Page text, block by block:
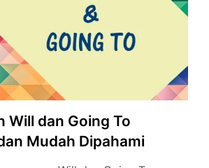
Depan
Will dan Going To
Mudah Dipahami